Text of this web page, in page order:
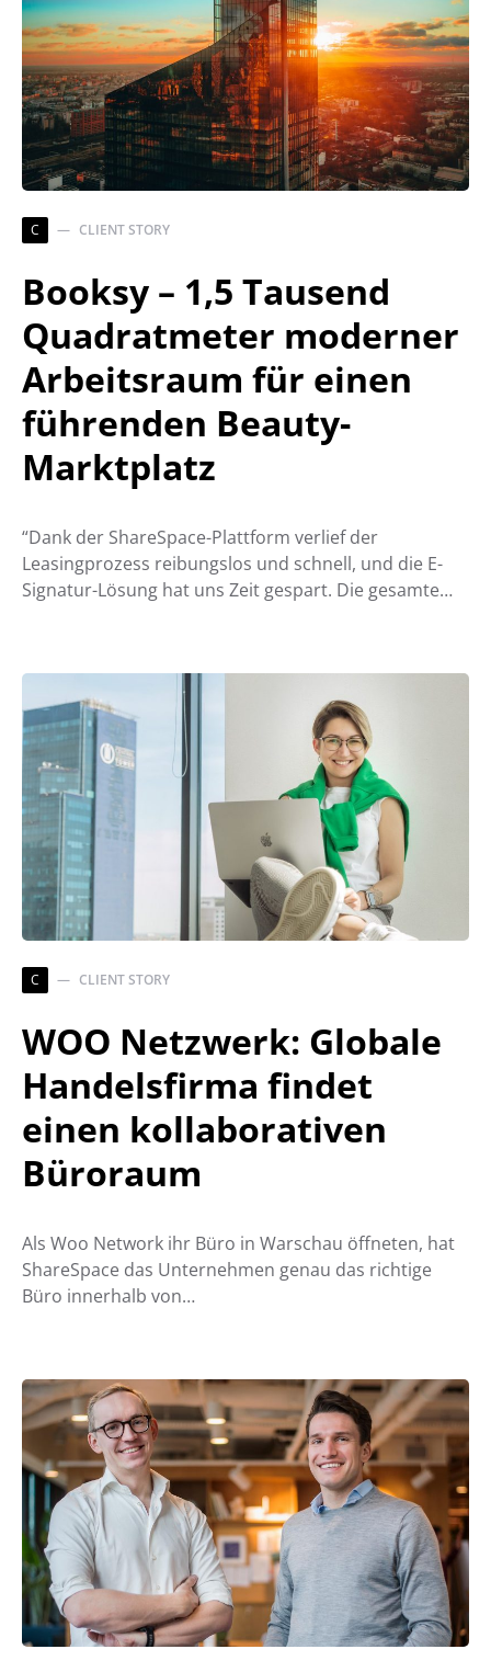
C CLIENT STORY
Booksy – 1,5 Tausend
Quadratmeter moderner
Arbeitsraum für einen
führenden Beauty-
Marktplatz
“Dank der ShareSpace-Plattform verlief der
Leasingprozess reibungslos und schnell, und die E-
Signatur-Lösung hat uns Zeit gespart. Die gesamte…
C CLIENT STORY
WOO Netzwerk: Globale
Handelsfirma findet
einen kollaborativen
Büroraum
Als Woo Network ihr Büro in Warschau öffneten, hat
ShareSpace das Unternehmen genau das richtige
Büro innerhalb von…